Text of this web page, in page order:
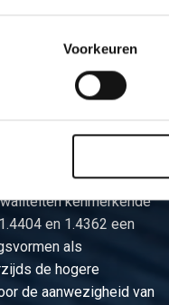
Voorkeuren
staal is 1.4462 de
kenmerkende
en 1.4362 een
als
de hogere
de aanwezigheid van